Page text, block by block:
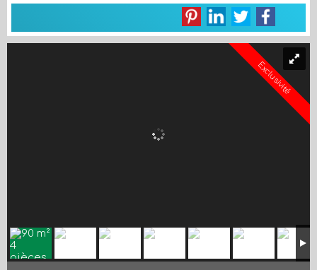
Exclusivité